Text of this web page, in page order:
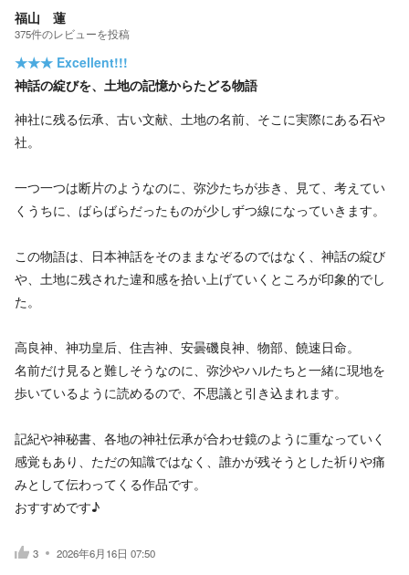
福山 蓮
375件のレビューを投稿
★★★ Excellent!!!
神話の綻びを、土地の記憶からたどる物語
神社に残る伝承、古い文献、土地の名前、そこに実際にある石や
社。
一つ一つは断片のようなのに、弥沙たちが歩き、見て、考えてい
くうちに、ばらばらだったものが少しずつ線になっていきます。
この物語は、日本神話をそのままなぞるのではなく、神話の綻び
や、土地に残された違和感を拾い上げていくところが印象的でし
た。
高良神、神功皇后、住吉神、安曇磯良神、物部、饒速日命。
名前だけ見ると難しそうなのに、弥沙やハルたちと一緒に現地を
歩いているように読めるので、不思議と引き込まれます。
記紀や神秘書、各地の神社伝承が合わせ鏡のように重なっていく
感覚もあり、ただの知識ではなく、誰かが残そうとした祈りや痛
みとして伝わってくる作品です。
おすすめです♪
3 2026年6月16日 07:50